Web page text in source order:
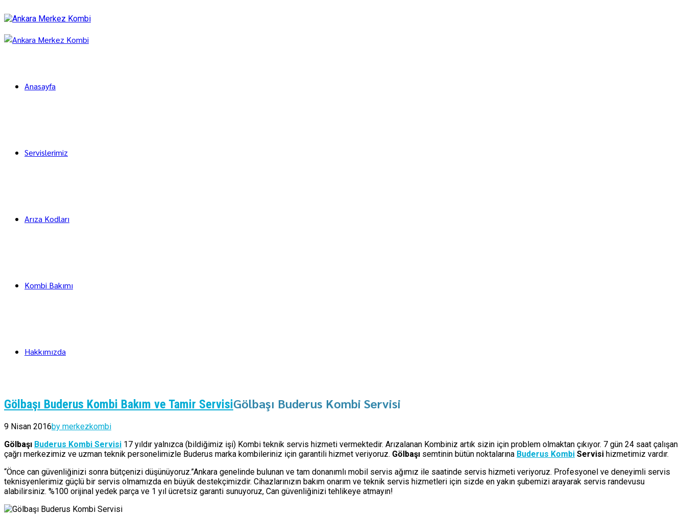
Anasayfa
Servislerimiz
Arıza Kodları
Kombi Bakımı
Hakkımızda
Gölbaşı Buderus Kombi Bakım ve Tamir ServisiGölbaşı Buderus Kombi Servisi
9 Nisan 2016by merkezkombi
Gölbaşı Buderus Kombi Servisi 17 yıldır yalnızca (bildiğimiz işi) Kombi teknik servis hizmeti vermektedir. Arızalanan Kombiniz artık sizin için problem olmaktan çıkıyor. 7 gün 24 saat çalışan
çağrı merkezimiz ve uzman teknik personelimizle Buderus marka kombileriniz için garantili hizmet veriyoruz. Gölbaşı semtinin bütün noktalarına Buderus Kombi Servisi hizmetimiz vardır.
“Önce can güvenliğinizi sonra bütçenizi düşünüyoruz.”Ankara genelinde bulunan ve tam donanımlı mobil servis ağımız ile saatinde servis hizmeti veriyoruz. Profesyonel ve deneyimli servis
teknisyenlerimiz güçlü bir servis olmamızda en büyük destekçimizdir. Cihazlarınızın bakım onarım ve teknik servis hizmetleri için sizde en yakın şubemizi arayarak servis randevusu
alabilirsiniz. %100 orijinal yedek parça ve 1 yıl ücretsiz garanti sunuyoruz, Can güvenliğinizi tehlikeye atmayın!